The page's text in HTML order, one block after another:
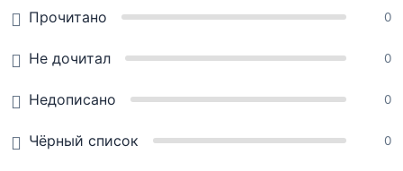
Прочитано 0
Не дочитал 0
Недописано 0
Чёрный список 0